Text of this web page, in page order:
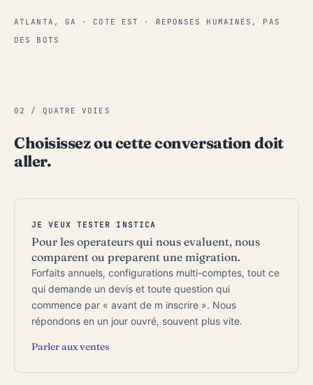
ATLANTA, GA · COTE EST · REPONSES HUMAINES, PAS
DES BOTS
02 / QUATRE VOIES
Choisissez ou cette conversation doit
aller.
JE VEUX TESTER INSTICA
Pour les operateurs qui nous evaluent, nous
comparent ou preparent une migration.
Forfaits annuels, configurations multi-comptes, tout ce
qui demande un devis et toute question qui
commence par « avant de m inscrire ». Nous
répondons en un jour ouvré, souvent plus vite.
Parler aux ventes